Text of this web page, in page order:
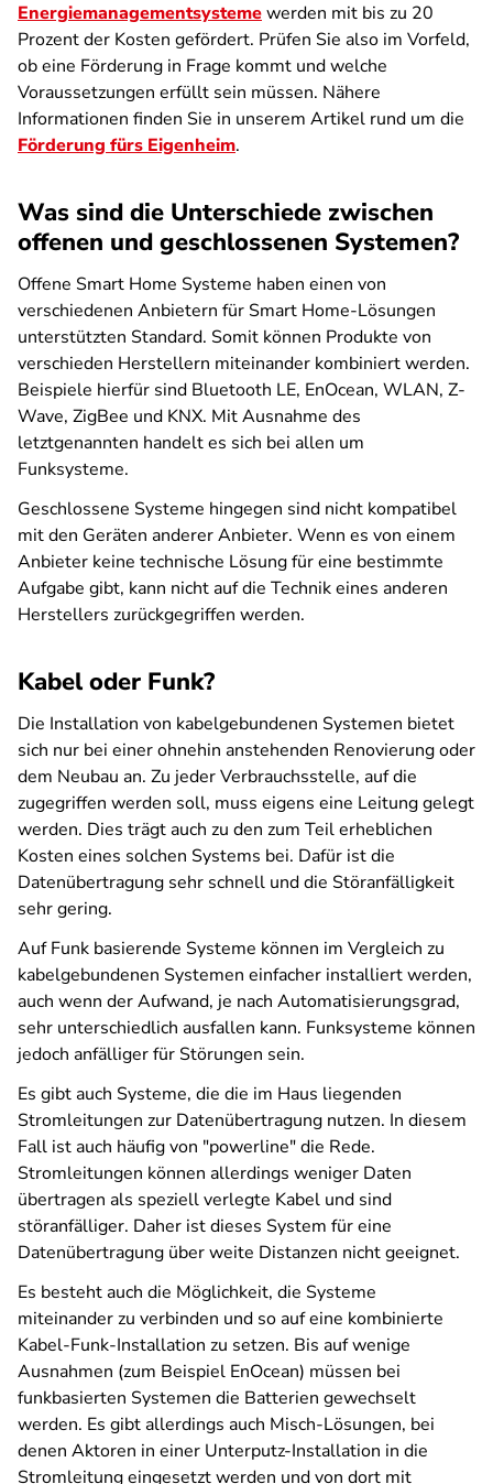
Energiemanagementsystemewerden mit bis zu 20
Prozent der Kosten gefördert. Prüfen Sie also im Vorfeld,
ob eine Förderung in Frage kommt und welche
Voraussetzungen erfüllt sein müssen. Nähere
Informationen finden Sie in unserem Artikel rund um die
Förderung fürs Eigenheim.
Was sind die Unterschiede zwischen
offenen und geschlossenen Systemen?
Offene Smart Home Systeme haben einen von
verschiedenen Anbietern für Smart Home-Lösungen
unterstützten Standard. Somit können Produkte von
verschieden Herstellern miteinander kombiniert werden.
Beispiele hierfür sind Bluetooth LE, EnOcean, WLAN, Z-
Wave, ZigBee und KNX. Mit Ausnahme des
letztgenannten handelt es sich bei allen um
Funksysteme.
Geschlossene Systeme hingegen sind nicht kompatibel
mit den Geräten anderer Anbieter. Wenn es von einem
Anbieter keine technische Lösung für eine bestimmte
Aufgabe gibt, kann nicht auf die Technik eines anderen
Herstellers zurückgegriffen werden.
Kabel oder Funk?
Die Installation von kabelgebundenen Systemen bietet
sich nur bei einer ohnehin anstehenden Renovierung oder
dem Neubau an. Zu jeder Verbrauchsstelle, auf die
zugegriffen werden soll, muss eigens eine Leitung gelegt
werden. Dies trägt auch zu den zum Teil erheblichen
Kosten eines solchen Systems bei. Dafür ist die
Datenübertragung sehr schnell und die Störanfälligkeit
sehr gering.
Auf Funk basierende Systeme können im Vergleich zu
kabelgebundenen Systemen einfacher installiert werden,
auch wenn der Aufwand, je nach Automatisierungsgrad,
sehr unterschiedlich ausfallen kann. Funksysteme können
jedoch anfälliger für Störungen sein.
Es gibt auch Systeme, die die im Haus liegenden
Stromleitungen zur Datenübertragung nutzen. In diesem
Fall ist auch häufig von "powerline" die Rede.
Stromleitungen können allerdings weniger Daten
übertragen als speziell verlegte Kabel und sind
störanfälliger. Daher ist dieses System für eine
Datenübertragung über weite Distanzen nicht geeignet.
Es besteht auch die Möglichkeit, die Systeme
miteinander zu verbinden und so auf eine kombinierte
Kabel-Funk-Installation zu setzen. Bis auf wenige
Ausnahmen (zum Beispiel EnOcean) müssen bei
funkbasierten Systemen die Batterien gewechselt
werden. Es gibt allerdings auch Misch-Lösungen, bei
denen Aktoren in einer Unterputz-Installation in die
Stromleitung eingesetzt werden und von dort mit